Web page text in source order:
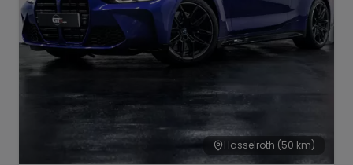
Hasselroth (50 km)